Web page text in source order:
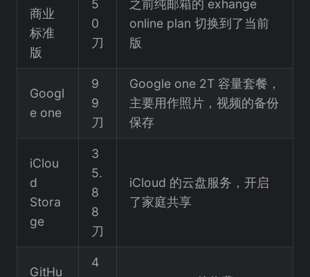
商业
标准
版
5
0
刀
之前纯邮箱的 exhange
online plan 切换到了当前
版
Googl
e one
9
9
刀
Google one 2T 容量套餐，
主要用作照片，视频的备份
保存
iClou
d
Stora
ge
3
5.
8
8
刀
iCloud 的云盘服务，开启
了家庭共享
GitHu
4